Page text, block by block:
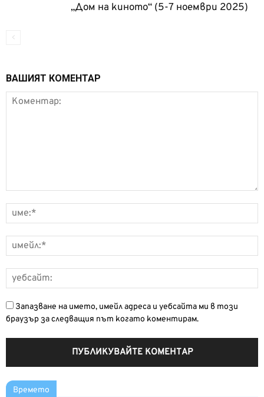
„Дом на киното“ (5-7 ноември 2025)
ВАШИЯТ КОМЕНТАР
Запазване на името, имейл адреса и уебсайта ми в този
браузър за следващия път когато коментирам.
Времето